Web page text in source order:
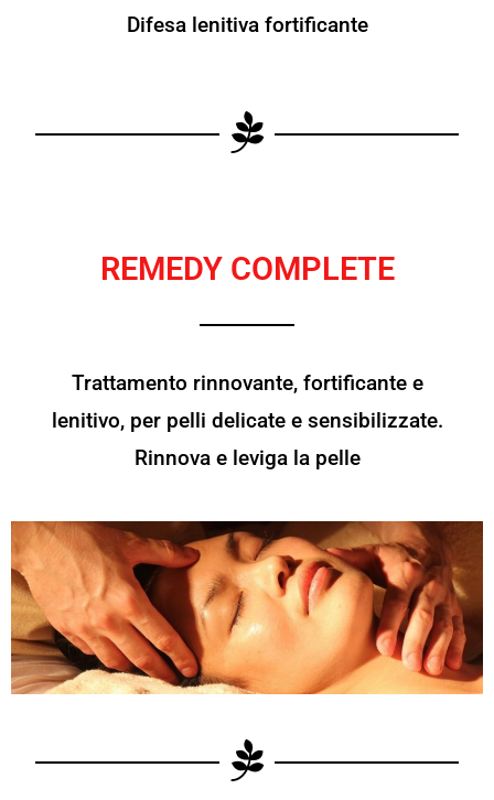
Difesa lenitiva fortificante
REMEDY COMPLETE
Trattamento rinnovante, fortificante e
lenitivo, per pelli delicate e sensibilizzate.
Rinnova e leviga la pelle